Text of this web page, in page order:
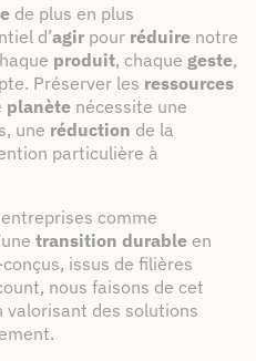
de plus en plus
d’agir pour réduire notre
produit, chaque geste,
Préserver les ressources
planète nécessite une
une réduction de la
particulière à
comme
transition durable en
issus de filières
nous faisons de cet
valorisant des solutions